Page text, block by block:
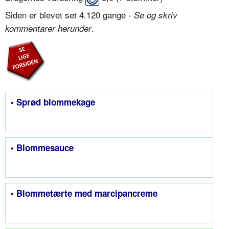
Siden er blevet set 4.120 gange - Se og skriv
kommentarer herunder.
• Sprød blommekage
• Blommesauce
• Blommetærte med marcipancreme